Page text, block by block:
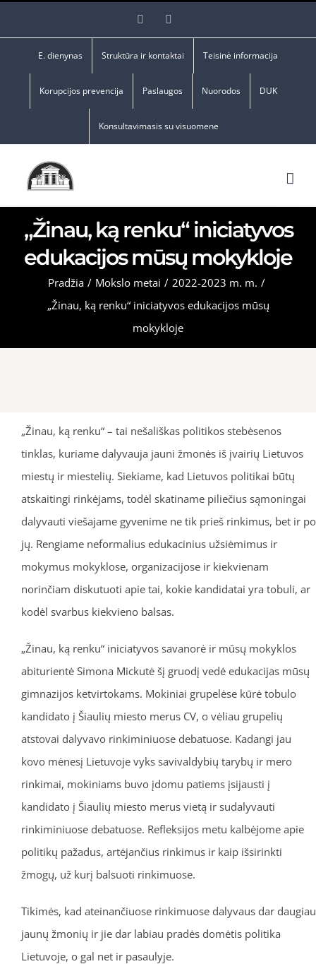
Facebook
E. dienynas Struktūra ir kontaktai Teisinė informacija
Korupcijos prevencija Paslaugos Nuorodos DUK
Konsultavimasis su visuomene
„Žinau, ką renku“ iniciatyvos
edukacijos mūsų mokykloje
Pradžia / Mokslo metai / 2022-2023 m. m. /
„Žinau, ką renku“ iniciatyvos edukacijos mūsų
mokykloje
„Žinau, ką renku“ – tai nešališkas politikos stebėsenos
tinklas, kuriame dalyvauja jauni žmonės iš įvairių Lietuvos
miestų ir miestelių. Siekiame, kad Lietuvos politikai būtų
atskaitingi rinkėjams, todėl skatiname piliečius sąmoningai
dalyvauti viešajame gyvenime ne tik prieš rinkimus, bet ir po
jų. Rengiame neformalius edukacinius užsiėmimus ir
mokymus mokyklose, organizacijose ir kiekvienam
norinčiam diskutuoti apie tai, kokie kandidatai yra tobuli, ar
kodėl svarbus kiekvieno balsas.
„Žinau, ką renku“ iniciatyvos savanorė ir mūsų mokyklos
abiturientė Simona Mickutė šį gruodį vedė edukacijas mūsų
gimnazijos ketvirtokams. Mokiniai grupelėse kūrė tobulo
kandidato į Šiaulių miesto merus CV, o vėliau grupelių
atstovai dalyvavo rinkiminiuose debatuose. Kadangi jau
kovo mėnesį Lietuvoje vyks savivaldybių tarybų ir mero
rinkimai, mokiniams buvo įdomu patiems įsijausti į
kandidato į Šiaulių miesto merus vietą ir sudalyvauti
rinkiminiuose debatuose. Refleksijos metu kalbėjome apie
politikų pažadus, artėjančius rinkimus ir kaip išsirinkti
žmogų, už kurį balsuoti rinkimuose.
Tikimės, kad ateinančiuose rinkimuose dalyvaus dar daugiau
jaunų žmonių ir jie dar labiau pradės domėtis politika
Lietuvoje, o gal net ir pasaulyje.